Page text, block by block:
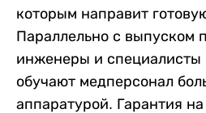
которым направит
Параллельно с выпуском
инженеры и специалисты
обучают медперсонал
аппаратурой. Гарантия